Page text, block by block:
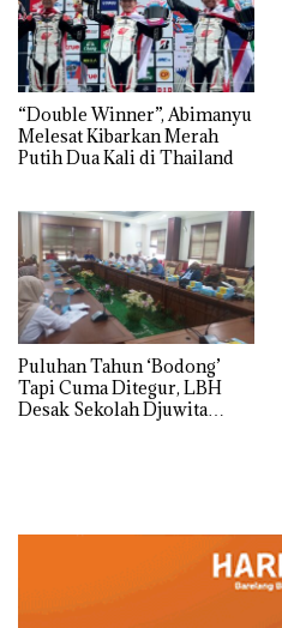
“Double Winner”, Abimanyu
Melesat Kibarkan Merah
Putih Dua Kali di Thailand
Puluhan Tahun ‘Bodong’
Tapi Cuma Ditegur, LBH
Desak Sekolah Djuwita